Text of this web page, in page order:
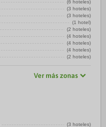
(6 hoteles)
(3 hoteles)
(3 hoteles)
(1 hotel)
(2 hoteles)
(4 hoteles)
(4 hoteles)
(4 hoteles)
(2 hoteles)
Ver más zonas
(3 hoteles)